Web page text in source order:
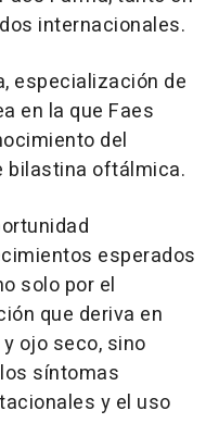
internacionales.
especialización de
en la que Faes
del
bilastina oftálmica.
esperados
solo por el
que deriva en
ojo seco, sino
síntomas
y el uso